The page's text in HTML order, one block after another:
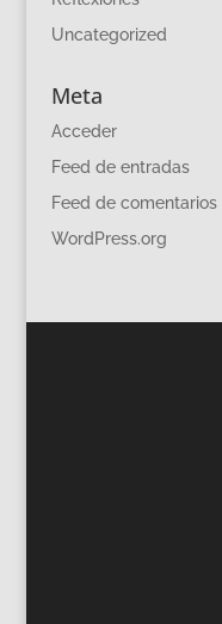
Uncategorized
Meta
Acceder
Feed de entradas
Feed de comentarios
WordPress.org